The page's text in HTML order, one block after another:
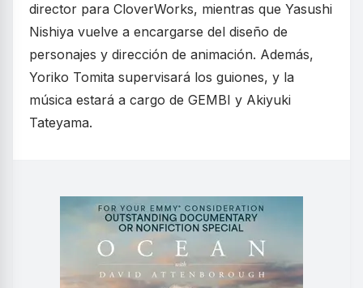
director para CloverWorks, mientras que Yasushi
Nishiya vuelve a encargarse del diseño de
personajes y dirección de animación. Además,
Yoriko Tomita supervisará los guiones, y la
música estará a cargo de GEMBI y Akiyuki
Tateyama.